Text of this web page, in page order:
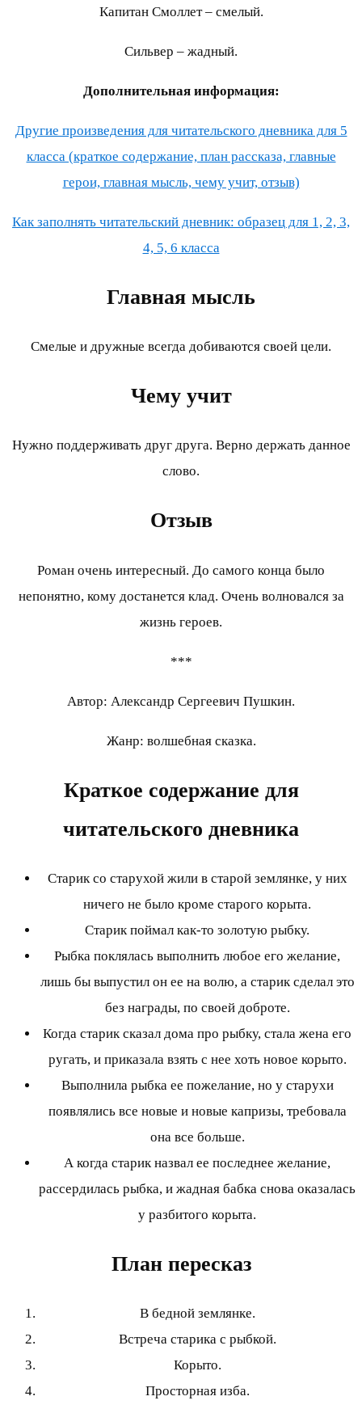
Капитан Смоллет – смелый.
Сильвер – жадный.
Дополнительная информация:
Другие произведения для читательского дневника для 5
класса (краткое содержание, план рассказа, главные
герои, главная мысль, чему учит, отзыв)
Как заполнять читательский дневник: образец для 1, 2, 3,
4, 5, 6 класса
Главная мысль
Смелые и дружные всегда добиваются своей цели.
Чему учит
Нужно поддерживать друг друга. Верно держать данное
слово.
Отзыв
Роман очень интересный. До самого конца было
непонятно, кому достанется клад. Очень волновался за
жизнь героев.
***
Автор: Александр Сергеевич Пушкин.
Жанр: волшебная сказка.
Краткое содержание для
читательского дневника
Старик со старухой жили в старой землянке, у них
ничего не было кроме старого корыта.
Старик поймал как-то золотую рыбку.
Рыбка поклялась выполнить любое его желание,
лишь бы выпустил он ее на волю, а старик сделал это
без награды, по своей доброте.
Когда старик сказал дома про рыбку, стала жена его
ругать, и приказала взять с нее хоть новое корыто.
Выполнила рыбка ее пожелание, но у старухи
появлялись все новые и новые капризы, требовала
она все больше.
А когда старик назвал ее последнее желание,
рассердилась рыбка, и жадная бабка снова оказалась
у разбитого корыта.
План пересказ
В бедной землянке.
Встреча старика с рыбкой.
Корыто.
Просторная изба.